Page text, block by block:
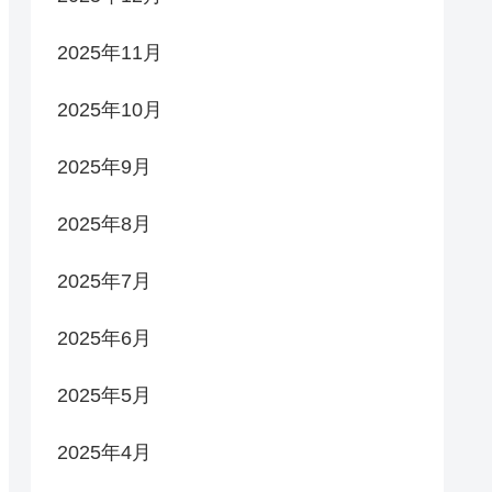
2025年11月
2025年10月
2025年9月
2025年8月
2025年7月
2025年6月
2025年5月
2025年4月